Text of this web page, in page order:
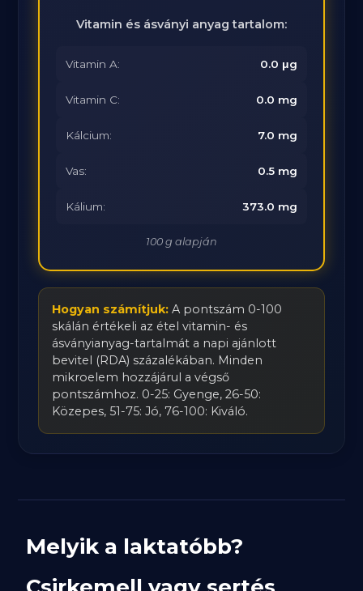
Vitamin és ásványi anyag tartalom:
Vitamin A: 0.0 μg
Vitamin C: 0.0 mg
Kálcium: 7.0 mg
Vas: 0.5 mg
Kálium: 373.0 mg
100 g alapján
Hogyan számítjuk: A pontszám 0-100
skálán értékeli az étel vitamin- és
ásványianyag-tartalmát a napi ajánlott
bevitel (RDA) százalékában. Minden
mikroelem hozzájárul a végső
pontszámhoz. 0-25: Gyenge, 26-50:
Közepes, 51-75: Jó, 76-100: Kiváló.
Melyik a laktatóbb?